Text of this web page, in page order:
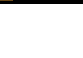
e themeluar në vitin